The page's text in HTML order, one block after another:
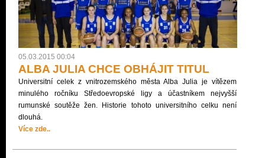
05.03.2015 00:04
ALBA JULIA CHCE OBHÁJIT TITUL
Universitní celek z vnitrozemského města Alba Julia je vítězem
minulého ročníku Středoevropské ligy a účastníkem nejvyšší
rumunské soutěže žen. Historie tohoto universitního celku není
dlouhá.
Více zde..